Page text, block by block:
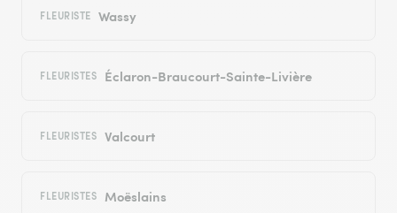
FLEURISTE Wassy
FLEURISTES Éclaron-Braucourt-Sainte-Livière
FLEURISTES Valcourt
FLEURISTES Moëslains